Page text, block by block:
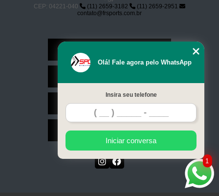
CEP: 04221-040
(11) 2659-3182
(11) 2659-2951
contato@frsports.com.br
Contato
Mapa do site
1
Olá! Fale agora pelo WhatsApp
Insira seu telefone
Iniciar conversa